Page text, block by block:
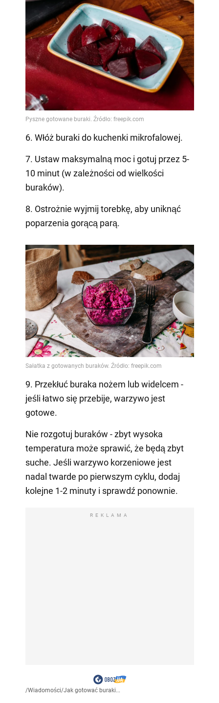
6. Włóż buraki do kuchenki mikrofalowej.
7. Ustaw maksymalną moc i gotuj przez 5-
10 minut (w zależności od wielkości
buraków).
8. Ostrożnie wyjmij torebkę, aby uniknąć
poparzenia gorącą parą.
9. Przekłuć buraka nożem lub widelcem -
jeśli łatwo się przebije, warzywo jest
gotowe.
Nie rozgotuj buraków - zbyt wysoka
temperatura może sprawić, że będą zbyt
suche. Jeśli warzywo korzeniowe jest
nadal twarde po pierwszym cyklu, dodaj
kolejne 1-2 minuty i sprawdź ponownie.
REKLAMA
/Wiadomości/Jak gotować buraki...